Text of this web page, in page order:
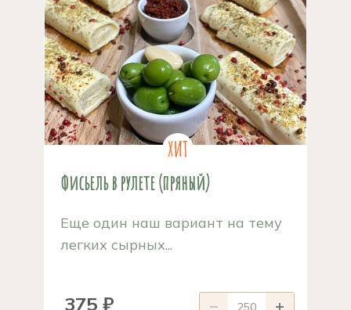
Фисьель в рулете (пряный)
Еще один наш вариант на тему
легких сырных...
375 ₽